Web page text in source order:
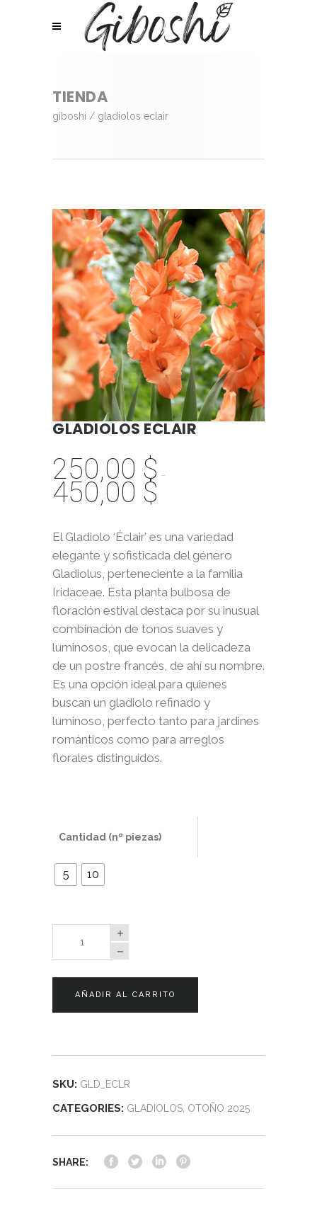
TIENDA
giboshi / gladiolos eclair
GLADIOLOS ECLAIR
250,00 $ -
450,00 $
desde
250,00 $
hasta
450,00 $
El Gladiolo ‘Éclair’ es una variedad
elegante y sofisticada del género
Gladiolus, perteneciente a la familia
Iridaceae. Esta planta bulbosa de
floración estival destaca por su inusual
combinación de tonos suaves y
luminosos, que evocan la delicadeza
de un postre francés, de ahí su nombre.
Es una opción ideal para quienes
buscan un gladiolo refinado y
luminoso, perfecto tanto para jardines
románticos como para arreglos
florales distinguidos.
Cantidad (nº piezas)
5 10
AÑADIR AL CARRITO
SKU: GLD_ECLR
CATEGORIES: GLADIOLOS OTOÑO 2025
SHARE: